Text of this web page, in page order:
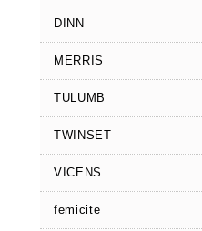
DINN
MERRIS
TULUMB
TWINSET
VICENS
femicite